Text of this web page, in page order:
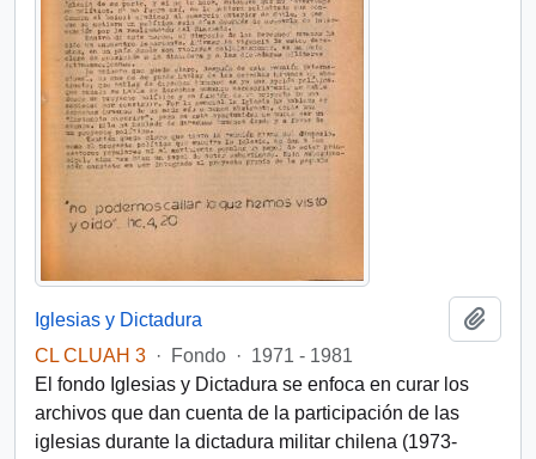
Iglesias y Dictadura
CL CLUAH 3 · Fondo · 1971 - 1981
El fondo Iglesias y Dictadura se enfoca en curar los
archivos que dan cuenta de la participación de las
iglesias durante la dictadura militar chilena (1973-